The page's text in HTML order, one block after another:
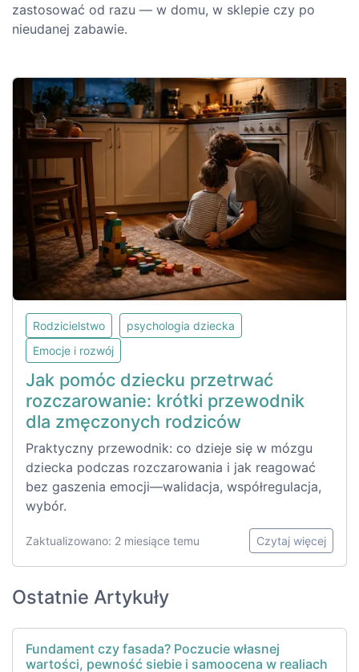
zastosować od razu — w domu, w sklepie czy po
nieudanej zabawie.
Rodzicielstwo
psychologia dziecka
Emocje i rozwój
Jak pomóc dziecku przetrwać
rozczarowanie: krótki przewodnik
dla zmęczonych rodziców
Praktyczny przewodnik: co dzieje się w mózgu
dziecka podczas rozczarowania i jak reagować
bez gaszenia emocji—walidacja, współregulacja,
wybór.
Zaktualizowano: 2 miesiące temu Czytaj więcej
Ostatnie Artykuły
Fundament czy fasada? Poczucie własnej
wartości, pewność siebie i samoocena w realiach